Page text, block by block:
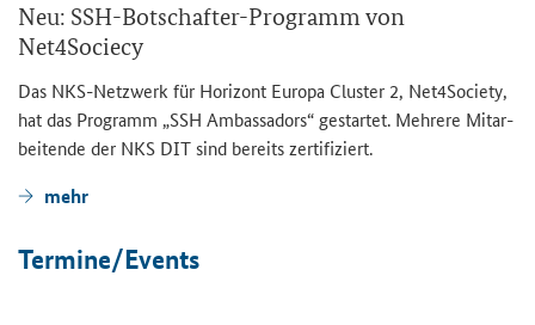
Neu: SSH-​Botschafter-Programm von
Net4Sociecy
Das NKS-​Netzwerk für Ho­ri­zont Eu­ro­pa Cluster 2, Net4Society,
hat das Pro­gramm „SSH Am­bassa­dors“ ge­star­tet. Meh­re­re Mit­ar­
bei­ten­de der NKS DIT sind be­reits zer­ti­fi­ziert.
mehr
Ter­mi­ne/Events